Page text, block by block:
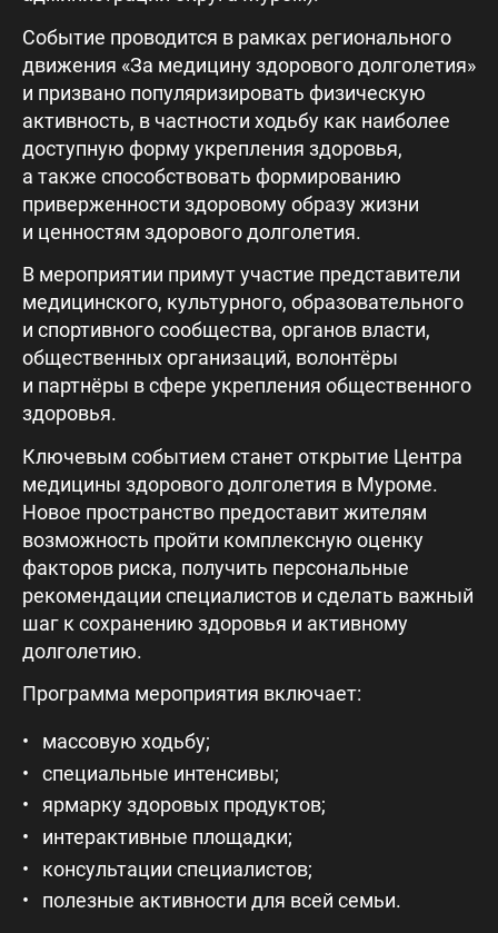
Событие проводится в рамках регионального
движения «За медицину здорового долголетия»
и призвано популяризировать физическую
активность, в частности ходьбу как наиболее
доступную форму укрепления здоровья,
а также способствовать формированию
приверженности здоровому образу жизни
и ценностям здорового долголетия.
В мероприятии примут участие представители
медицинского, культурного, образовательного
и спортивного сообщества, органов власти,
общественных организаций, волонтёры
и партнёры в сфере укрепления общественного
здоровья.
Ключевым событием станет открытие Центра
медицины здорового долголетия в Муроме.
Новое пространство предоставит жителям
возможность пройти комплексную оценку
факторов риска, получить персональные
рекомендации специалистов и сделать важный
шаг к сохранению здоровья и активному
долголетию.
Программа мероприятия включает:
массовую ходьбу;
специальные интенсивы;
ярмарку здоровых продуктов;
интерактивные площадки;
консультации специалистов;
полезные активности для всей семьи.